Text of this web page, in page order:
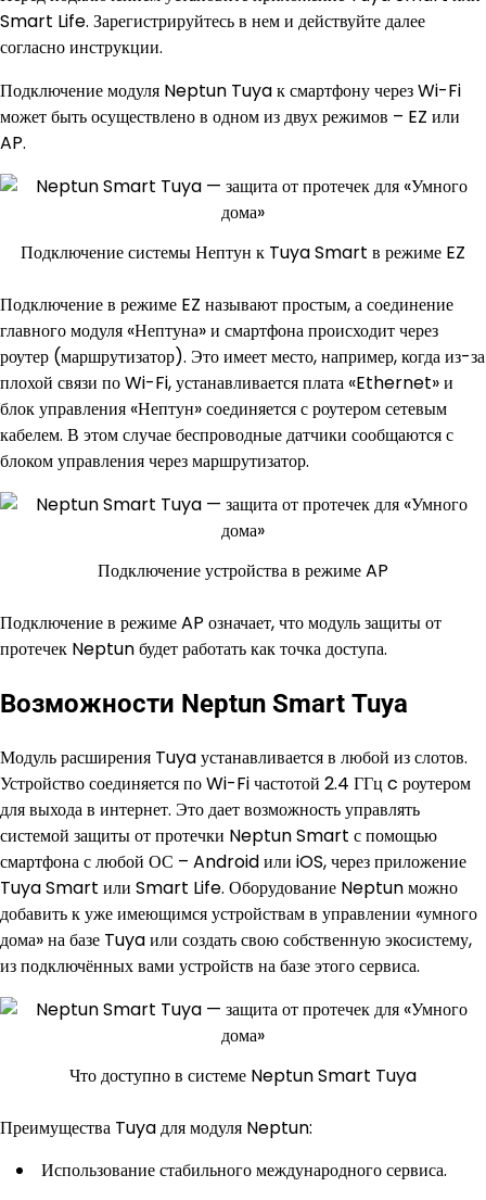
Smart Life. Зарегистрируйтесь в нем и действуйте далее
согласно инструкции.
Подключение модуля Neptun Tuya к смартфону через Wi-Fi
может быть осуществлено в одном из двух режимов – EZ или
AP.
Подключение системы Нептун к Tuya Smart в режиме EZ
Подключение в режиме EZ называют простым, а соединение
главного модуля «Нептуна» и смартфона происходит через
роутер (маршрутизатор). Это имеет место, например, когда из-за
плохой связи по Wi-Fi, устанавливается плата «Ethernet» и
блок управления «Нептун» соединяется с роутером сетевым
кабелем. В этом случае беспроводные датчики сообщаются с
блоком управления через маршрутизатор.
Подключение устройства в режиме AP
Подключение в режиме AP означает, что модуль защиты от
протечек Neptun будет работать как точка доступа.
Возможности Neptun Smart Tuya
Модуль расширения Tuya устанавливается в любой из слотов.
Устройство соединяется по Wi-Fi частотой 2.4 ГГц c роутером
для выхода в интернет. Это дает возможность управлять
системой защиты от протечки Neptun Smart с помощью
смартфона с любой ОС – Android или iOS, через приложение
Tuya Smart или Smart Life. Оборудование Neptun можно
добавить к уже имеющимся устройствам в управлении «умного
дома» на базе Tuya или создать свою собственную экосистему,
из подключённых вами устройств на базе этого сервиса.
Что доступно в системе Neptun Smart Tuya
Преимущества Tuya для модуля Neptun:
Использование стабильного международного сервиса.